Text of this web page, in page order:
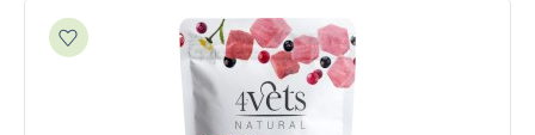
Dodaj do ulubionych